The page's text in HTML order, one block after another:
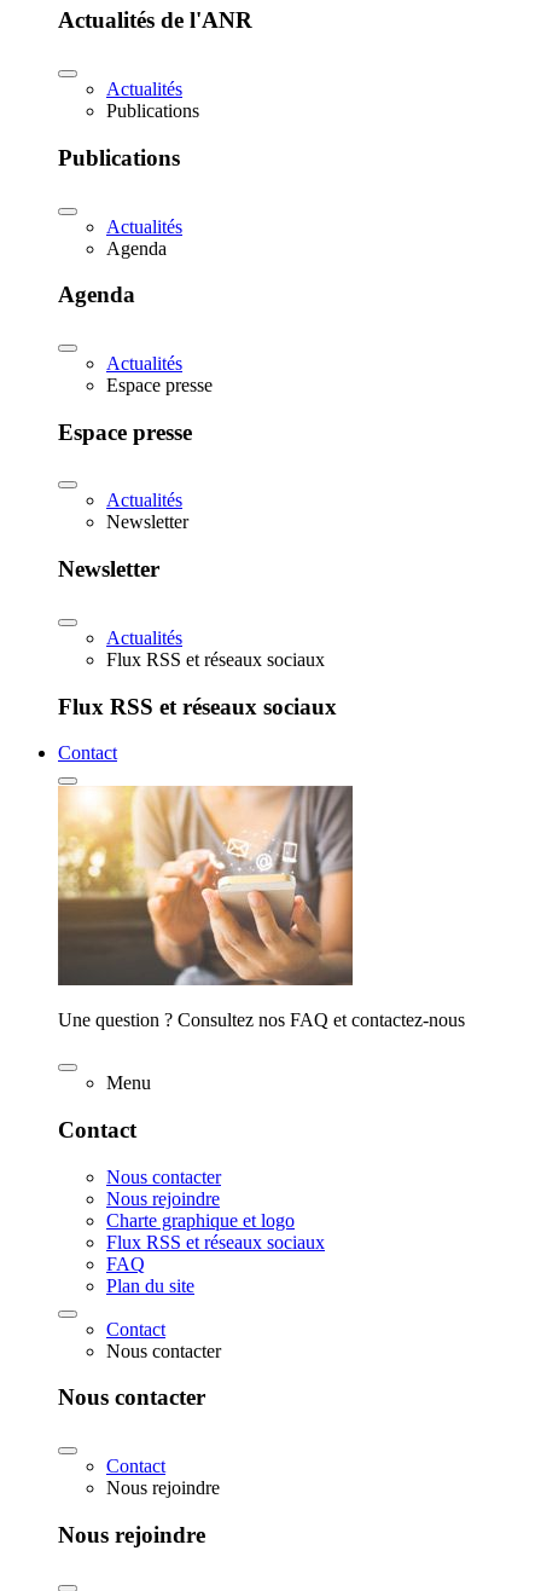
Actualités de l'ANR
Actualités
Publications
Publications
Actualités
Agenda
Agenda
Actualités
Espace presse
Espace presse
Actualités
Newsletter
Newsletter
Actualités
Flux RSS et réseaux sociaux
Flux RSS et réseaux sociaux
Contact
Une question ? Consultez nos FAQ et contactez-nous
Menu
Contact
Nous contacter
Nous rejoindre
Charte graphique et logo
Flux RSS et réseaux sociaux
FAQ
Plan du site
Contact
Nous contacter
Nous contacter
Contact
Nous rejoindre
Nous rejoindre